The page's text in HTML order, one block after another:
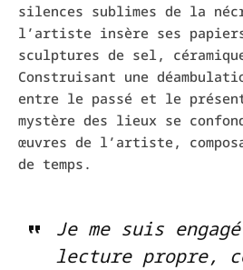
silences sublimes de la
l’artiste insère ses
sculptures de sel,
Construisant une
entre le passé et le
mystère des lieux se
œuvres de l’artiste,
de temps.
Je me suis
lecture propre,